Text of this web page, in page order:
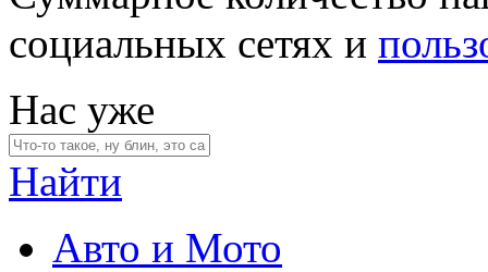
социальных сетях и
Нас уже
Найти
Авто и Мото